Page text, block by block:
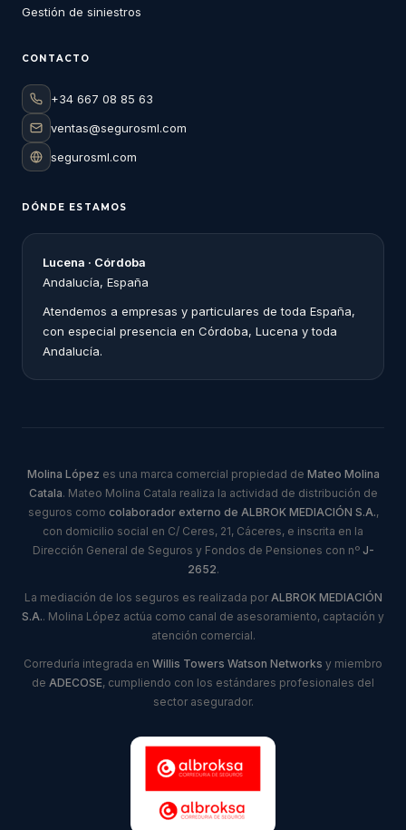
Gestión de siniestros
CONTACTO
+34 667 08 85 63
ventas@segurosml.com
segurosml.com
DÓNDE ESTAMOS
Lucena · Córdoba
Andalucía, España
Atendemos a empresas y particulares de toda España,
con especial presencia en Córdoba, Lucena y toda
Andalucía.
Molina López es una marca comercial propiedad de Mateo Molina
Catala. Mateo Molina Catala realiza la actividad de distribución de
seguros como colaborador externo de ALBROK MEDIACIÓN S.A.,
con domicilio social en C/ Ceres, 21, Cáceres, e inscrita en la
Dirección General de Seguros y Fondos de Pensiones con nº J-
2652.
La mediación de los seguros es realizada por ALBROK MEDIACIÓN
S.A.. Molina López actúa como canal de asesoramiento, captación y
atención comercial.
Correduría integrada en Willis Towers Watson Networks y miembro
de ADECOSE, cumpliendo con los estándares profesionales del
sector asegurador.